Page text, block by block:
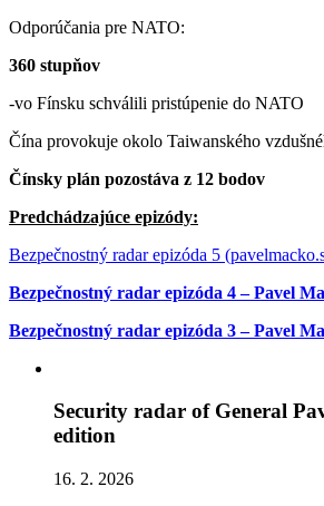
Odporúčania pre NATO:
360 stupňov
-vo Fínsku schválili pristúpenie do NATO
Čína provokuje okolo Taiwanského
Čínsky plán pozostáva z 12 bodov
Predchádzajúce epizódy:
Bezpečnostný radar epizóda 5
Bezpečnostný radar epizóda 4 – Pavel
Bezpečnostný radar epizóda 3 – Pavel
Security radar of General
edition
16. 2. 2026